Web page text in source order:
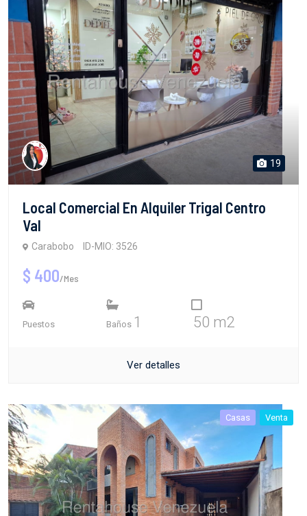
19
Local Comercial En Alquiler Trigal Centro
Val
Carabobo ID-MIO: 3526
$ 400/Mes
Puestos Baños 1 50 m2
Ver detalles
Casas Venta